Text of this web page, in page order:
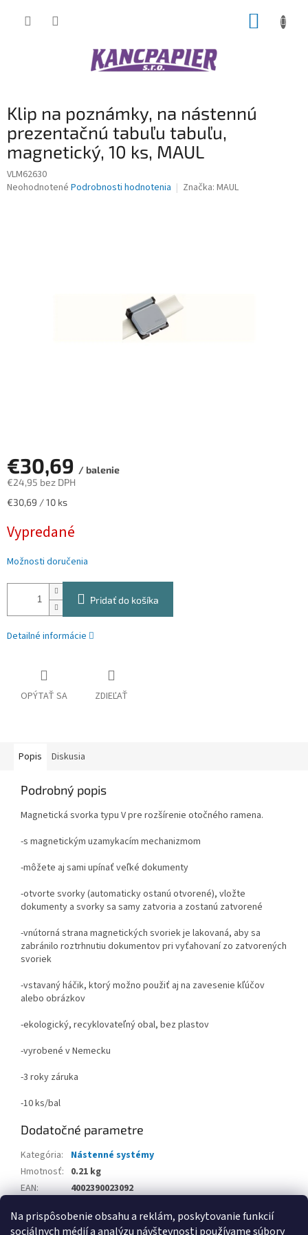
Na prispôsobenie obsahu a reklám, poskytovanie funkcií
sociálnych médií a analýzu návštevnosti používame súbory
Klip na poznámky, na nástennú
prezentačnú tabuľu tabuľu,
magnetický, 10 ks, MAUL
VLM62630
Priemerné
Neohodnotené Podrobnosti hodnotenia Značka: MAUL
€30,69 / balenie
€24,95 bez DPH
Jednotková
€30,69 / 10 ks
Vypredané
Možnosti doručenia
Pridať do košíka
Detailné informácie
OPÝTAŤ SA ZDIEĽAŤ
Popis Diskusia
Podrobný popis
Magnetická svorka typu V pre rozšírenie otočného ramena.
-s magnetickým uzamykacím mechanizmom
-môžete aj sami upínať veľké dokumenty
-otvorte svorky (automaticky ostanú otvorené), vložte
dokumenty a svorky sa samy zatvoria a zostanú zatvorené
-vnútorná strana magnetických svoriek je lakovaná, aby sa
zabránilo roztrhnutiu dokumentov pri vyťahovaní zo zatvorených
svoriek
-vstavaný háčik, ktorý možno použiť aj na zavesenie kľúčov
alebo obrázkov
-ekologický, recyklovateľný obal, bez plastov
-vyrobené v Nemecku
-3 roky záruka
-10 ks/bal
Dodatočné parametre
Kategória:
Nástenné systémy
Hmotnosť: 0.21 kg
EAN:
4002390023092